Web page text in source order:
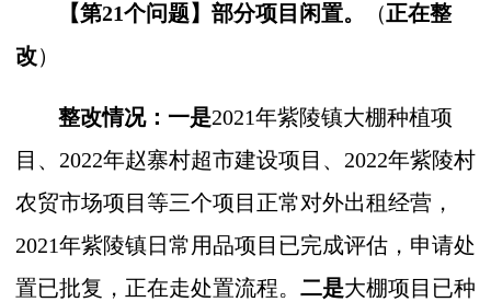
【第21个问题】部分项目闲置。 （ 正在整
改）
整改情况：一是2021年紫陵镇大棚种植项
目、2022年赵寨村超市建设项目 、2022年紫陵村
农贸市场项目等三个项目正常对外出租经营，
2021年紫陵镇日常用品项目已完成评估，申请处
置已批复，正在走处置流程。 二是大棚项目已种